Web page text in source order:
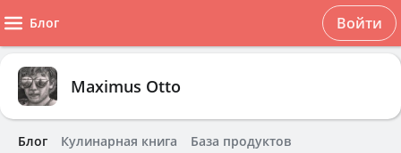
Блог Войти
Maximus Otto
Блог Кулинарная книга База продуктов